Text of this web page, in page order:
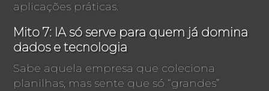
aplicações práticas.
Mito 7: IA só serve para quem já domina
dados e tecnologia
Sabe aquela empresa que coleciona
planilhas, mas sente que só “grandes”